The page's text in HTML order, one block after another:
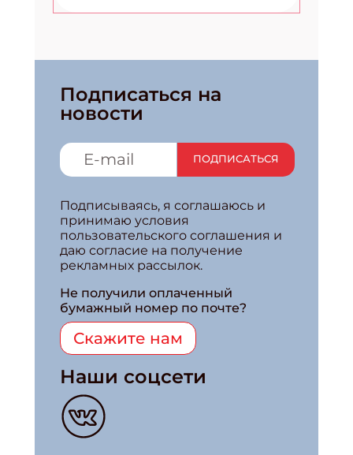
Подписаться на
новости
ПОДПИСАТЬСЯ
Подписываясь, я соглашаюсь и
принимаю условия
пользовательского соглашения и
даю согласие на получение
рекламных рассылок.
Не получили оплаченный
бумажный номер по почте?
Скажите нам
Наши соцсети